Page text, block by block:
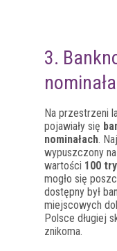
3.
Na przestrzeni
pojawiały się
nominałach.
wypuszczony
wartości 100
mogło się
dostępny był
miejscowych
Polsce długiej
znikoma.